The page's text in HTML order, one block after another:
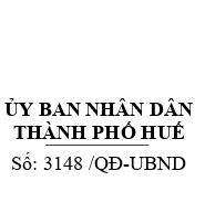
ỦY BAN NHÂN DÂN
THÀNH PHỐ HUẾ
Số: 3148 /QĐ-UBND